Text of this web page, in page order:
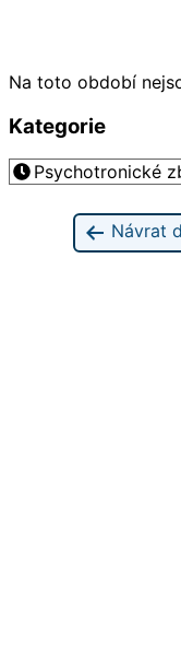
Na toto období
Kategorie
Psychotronické
Návrat